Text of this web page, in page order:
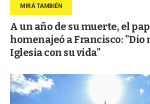
A un año de su muerte, el
homenajeó a Francisco: "Dio
Iglesia con su vida"